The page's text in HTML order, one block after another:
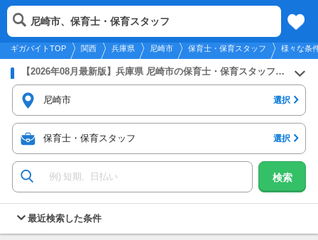
2026年8月10日更新
関西
メニュー
ギガバイトTOP 関西 兵庫県 尼崎市 保育士・保育スタッフ 様々な条
尼崎市、保育士・保育スタッフ
【2026年08月最新版】兵庫県 尼崎市の保育士・保育スタッフのバイト・アルバイト・パートの求人募集情報
尼崎市 選択
保育士・保育スタッフ 選択
検索
最近検索した条件